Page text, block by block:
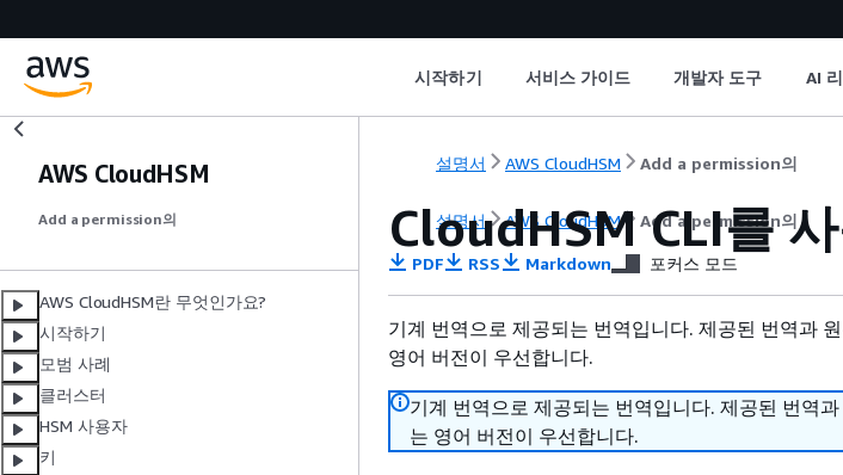
시작하기 서비스 가이드 개발자 도구 AI
AWS CloudHSM
Add a permission의
AWS CloudHSM란 무엇인가요?
시작하기
모범 사례
클러스터
HSM 사용자
키
설명서 AWS CloudHSM Add a permission의
설명서 AWS CloudHSM Add a permission의
CloudHSM CLI를
PDF RSS Markdown 포커스 모드
기계 번역으로 제공되는 번역입니다. 제공된 번역과
영어 버전이 우선합니다.
기계 번역으로 제공되는 번역입니다. 제공된 번역
는 영어 버전이 우선합니다.